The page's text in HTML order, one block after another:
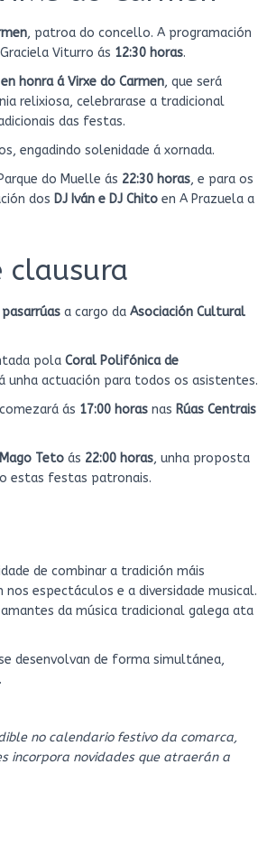
, patroa do concello. A programación
Viturro ás 12:30 horas.
honra á Virxe do Carmen, que será
relixiosa, celebrarase a tradicional
das festas.
engadindo solenidade á xornada.
do Muelle ás 22:30 horas, e para os
dos DJ Iván e DJ Chito en A Prazuela a
clausura
pasarrúas a cargo da Asociación Cultural
pola Coral Polifónica de
unha actuación para todos os asistentes.
ás 17:00 horas nas Rúas Centrais
Mago Teto ás 22:00 horas, unha proposta
estas festas patronais.
de combinar a tradición máis
espectáculos e a diversidade musical.
da música tradicional galega ata
desenvolvan de forma simultánea,
no calendario festivo da comarca,
incorpora novidades que atraerán a